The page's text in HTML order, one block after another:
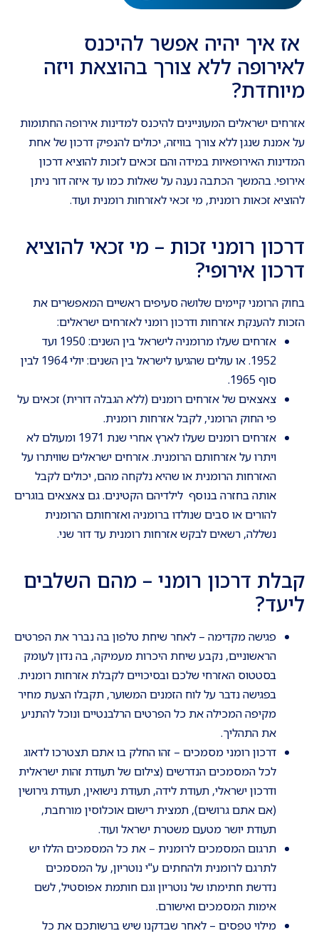
אז איך יהיה אפשר להיכנס
לאירופה ללא צורך בהוצאת ויזה
מיוחדת?
אזרחים ישראלים המעוניינים להיכנס למדינות אירופה החתומות
על אמנת שנגן ללא צורך בוויזה, יכולים להנפיק דרכון של אחת
המדינות האירופאיות במידה והם זכאים לזכות להוציא דרכון
אירופי. בהמשך הכתבה נענה על שאלות כמו עד איזה דור ניתן
להוציא זכאות רומנית, מי זכאי לאזרחות רומנית ועוד.
דרכון רומני זכות – מי זכאי להוציא
דרכון אירופי?
בחוק הרומני קיימים שלושה סעיפים ראשיים המאפשרים את
הזכות להענקת אזרחות ודרכון רומני לאזרחים ישראלים:
אזרחים שעלו מרומניה לישראל בין השנים: 1950 ועד
1952. או עולים שהגיעו לישראל בין השנים: יולי 1964 לבין
סוף 1965.
צאצאים של אזרחים רומנים (ללא הגבלה דורית) זכאים על
פי החוק הרומני, לקבל אזרחות רומנית.
אזרחים רומנים שעלו לארץ אחרי שנת 1971 ומעולם לא
ויתרו על אזרחותם הרומנית. אזרחים ישראלים שוויתרו על
האזרחות הרומנית או שהיא נלקחה מהם, יכולים לקבל
אותה בחזרה בנוסף לילדיהם הקטינים. גם צאצאים בוגרים
להורים או סבים שנולדו ברומניה ואזרחותם הרומנית
נשללה, רשאים לבקש אזרחות רומנית עד דור שני.
קבלת דרכון רומני – מהם השלבים
ליעד?
פגישה מקדימה – לאחר שיחת טלפון בה נברר את הפרטים
הראשוניים, נקבע שיחת היכרות מעמיקה, בה נדון לעומק
בסטטוס האזרחי שלכם ובסיכויים לקבלת אזרחות רומנית.
בפגישה נדבר על לוח הזמנים המשוער, תקבלו הצעת מחיר
מקיפה המכילה את כל הפרטים הרלבנטיים ונוכל להתניע
את התהליך.
דרכון רומני מסמכים – זהו החלק בו אתם תצטרכו לדאוג
לכל המסמכים הנדרשים (צילום של תעודת זהות ישראלית
ודרכון ישראלי, תעודת לידה, תעודת נישואין, תעודת גירושין
(אם אתם גרושים), תמצית רישום אוכלוסין מורחבת,
תעודת יושר מטעם משטרת ישראל ועוד.
תרגום המסמכים לרומנית – את כל המסמכים הללו יש
לתרגם לרומנית ולהחתים ע"י נוטריון, על המסמכים
נדרשת חתימתו של נוטריון וגם חותמת אפוסטיל, לשם
אימות המסמכים ואישורם.
מילוי טפסים – לאחר שבדקנו שיש ברשותכם את כל